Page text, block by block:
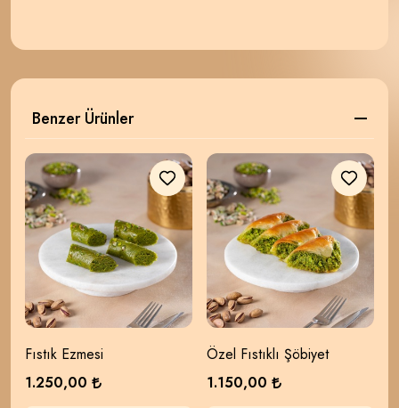
Benzer Ürünler
Fıstık Ezmesi
1.250,00
Özel Fıstıklı Şöbiyet
1.150,00